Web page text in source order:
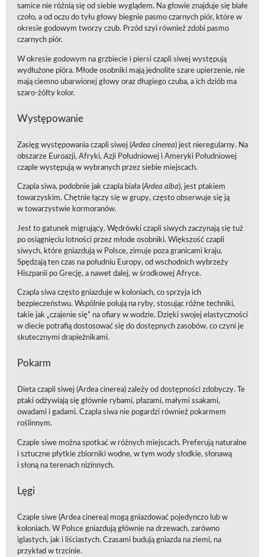
samice nie różnią się od siebie wyglądem. Na głowie znajduje się białe
czoło, a od oczu do tyłu głowy biegnie pasmo czarnych piór, które w
okresie godowym tworzy czub. Przód szyi również zdobi pasmo
czarnych piór.
W okresie godowym na grzbiecie i piersi czapli siwej występują
wydłużone pióra. Młode osobniki mają jednolite szare upierzenie, nie
mają ciemno ubarwionej głowy oraz długiego czuba, a ich dziób ma
szaro-żółty kolor.
Występowanie
Zasięg występowania czapli siwej (Ardea cinerea) jest nieregularny. Na
obszarze Euroazji, Afryki, Azji Południowej i Ameryki Południowej
czaple występują w wybranych przez siebie miejscach.
Czapla siwa, podobnie jak czapla biała (Ardea alba), jest ptakiem
towarzyskim. Chętnie łączy się w grupy, często obserwuje się ją
w towarzystwie kormoranów.
Jest to gatunek migrujący. Wędrówki czapli siwych zaczynają się tuż
po osiągnięciu lotności przez młode osobniki. Większość czapli
siwych, które gniazdują w Polsce, zimuje poza granicami kraju.
Spędzają ten czas na południu Europy, od wschodnich wybrzeży
Hiszpanii po Grecję, a nawet dalej, w środkowej Afryce.
Czapla siwa często gniazduje w koloniach, co sprzyja ich
bezpieczeństwu. Wspólnie polują na ryby, stosując różne techniki,
takie jak „czajenie się” na ofiary w wodzie. Dzięki swojej elastyczności
w diecie potrafią dostosować się do dostępnych zasobów, co czyni je
skutecznymi drapieżnikami.
Pokarm
Dieta czapli siwej (Ardea cinerea) zależy od dostępności zdobyczy. Te
ptaki odżywiają się głównie rybami, płazami, małymi ssakami,
owadami i gadami. Czapla siwa nie pogardzi również pokarmem
roślinnym.
Czaple siwe można spotkać w różnych miejscach. Preferują naturalne
i sztuczne płytkie zbiorniki wodne, w tym wody słodkie, słonawą
i słoną na terenach nizinnych.
Lęgi
Czaple siwe (Ardea cinerea) mogą gniazdować pojedynczo lub w
koloniach. W Polsce gniazdują głównie na drzewach, zarówno
iglastych, jak i liściastych. Czasami budują gniazda na ziemi, na
przykład w trzcinie.